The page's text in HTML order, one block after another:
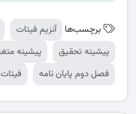
برچسب‌ها آنزیم فیتات
پیشینه تحقیق
پیشینه
فصل دوم پایان نامه
فیتات